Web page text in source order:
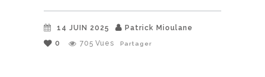
14 JUIN 2025
Patrick Mioulane
0
705 Vues Partager